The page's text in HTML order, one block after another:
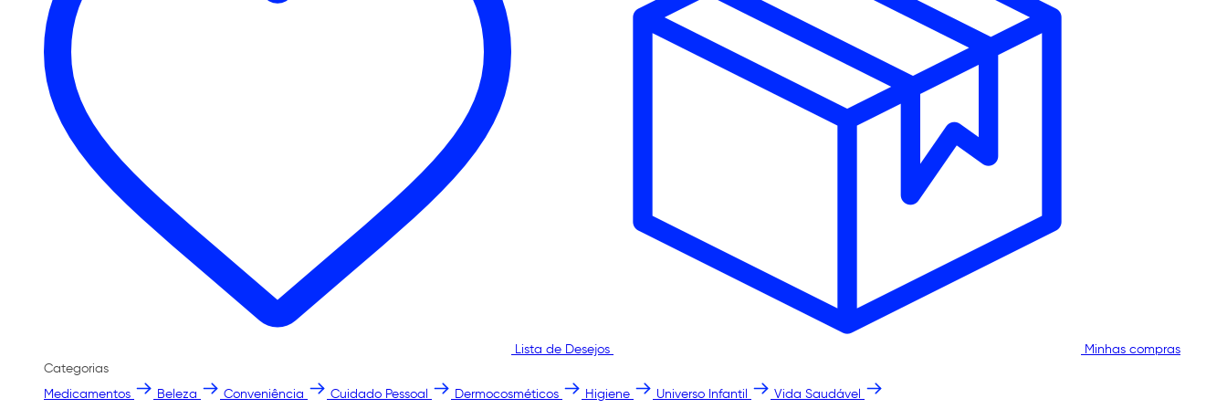
Lista de Desejos
Minhas compras
Categorias
Medicamentos
Beleza Conveniência Cuidado Pessoal Dermocosméticos Higiene Universo Infantil Vida Saudável